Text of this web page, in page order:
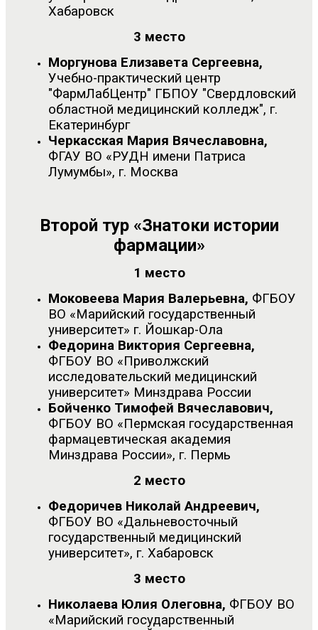
Хабаровск
3 место
Моргунова Елизавета Сергеевна,
Учебно-практический центр
"ФармЛабЦентр" ГБПОУ "Свердловский
областной медицинский колледж", г.
Екатеринбург
Черкасская Мария Вячеславовна,
ФГАУ ВО «РУДН имени Патриса
Лумумбы», г. Москва
Второй тур «Знатоки истории
фармации»
1 место
Моковеева Мария Валерьевна, ФГБОУ
ВО «Марийский государственный
университет» г. Йошкар-Ола
Федорина Виктория Сергеевна,
ФГБОУ ВО «Приволжский
исследовательский медицинский
университет» Минздрава России
Бойченко Тимофей Вячеславович,
ФГБОУ ВО «Пермская государственная
фармацевтическая академия
Минздрава России», г. Пермь
2 место
Федоричев Николай Андреевич,
ФГБОУ ВО «Дальневосточный
государственный медицинский
университет», г. Хабаровск
3 место
Николаева Юлия Олеговна, ФГБОУ ВО
«Марийский государственный